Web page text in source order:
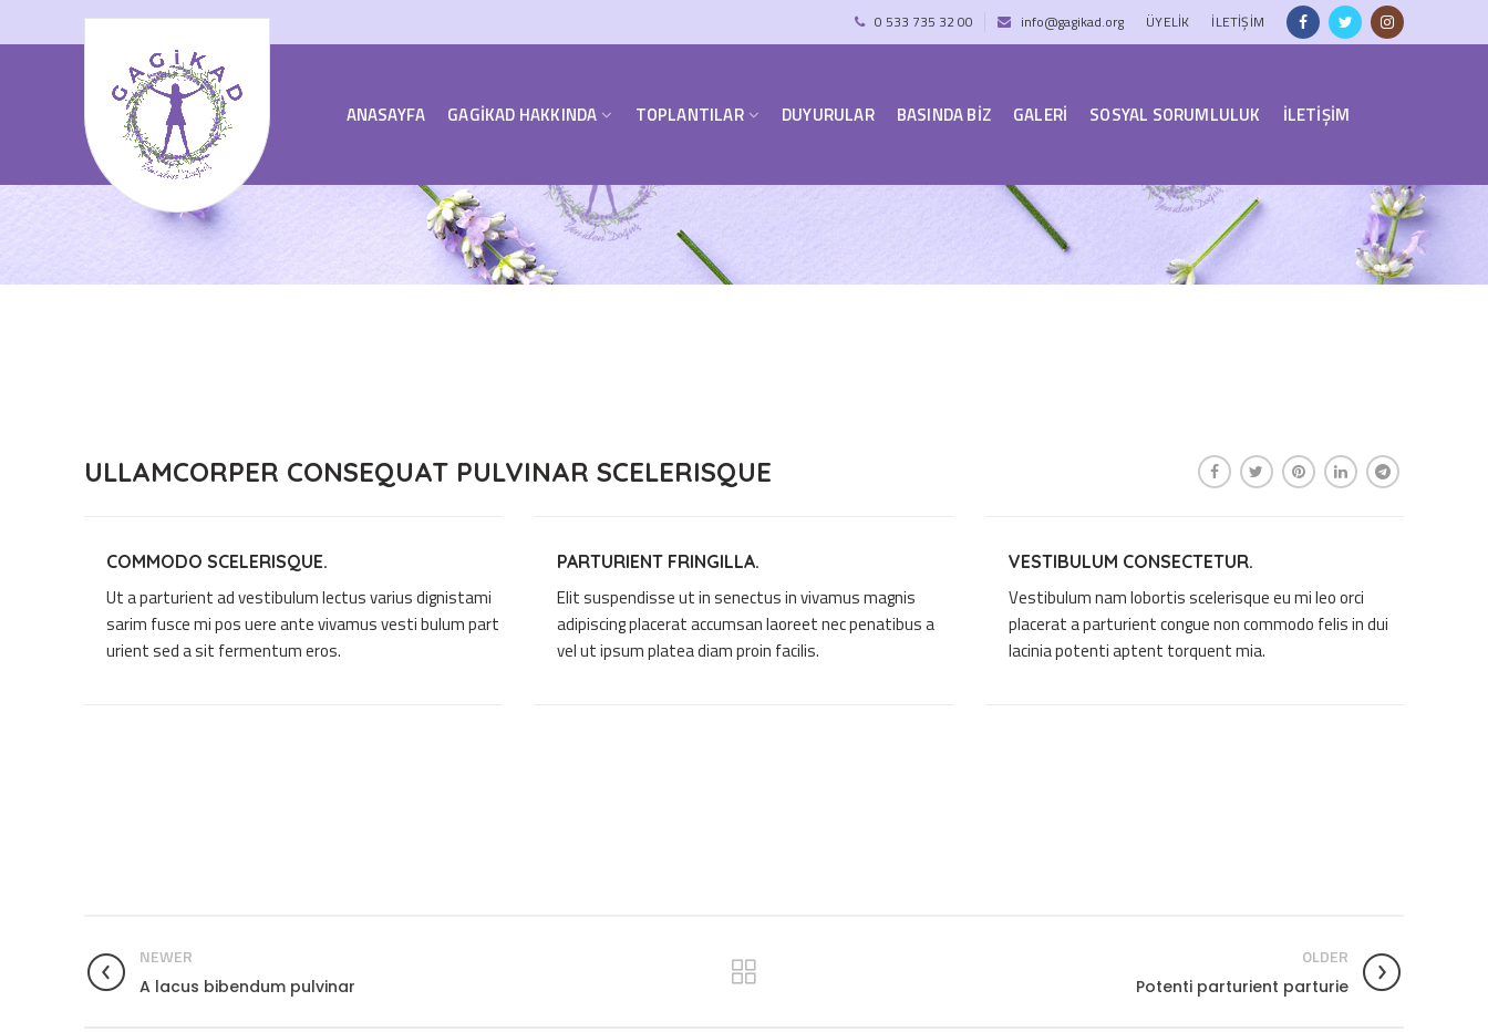
0 533 735 32 00 info@gagikad.org ÜYELIK İLETİŞİM
ANASAYFA GAGİKAD HAKKINDA TOPLANTILAR DUYURULAR BASINDA BİZ GALERİ SOSYAL SORUMLULUK İLETİŞİM
ULLAMCORPER CONSEQUAT PULVINAR SCELERISQUE
COMMODO SCELERISQUE.
Ut a parturient ad vestibulum lectus varius dignistami
sarim fusce mi pos uere ante vivamus vesti bulum part
urient sed a sit fermentum eros.
PARTURIENT FRINGILLA.
Elit suspendisse ut in senectus in vivamus magnis
adipiscing placerat accumsan laoreet nec penatibus a
vel ut ipsum platea diam proin facilis.
VESTIBULUM CONSECTETUR.
Vestibulum nam lobortis scelerisque eu mi leo orci
placerat a parturient congue non commodo felis in dui
lacinia potenti aptent torquent mia.
NEWER
A lacus bibendum pulvinar
OLDER
Potenti parturient parturie